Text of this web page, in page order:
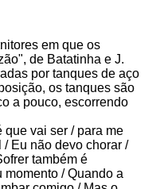
em que os
de Batatinha e J.
por tanques de aço
os tanques são
a pouco, escorrendo
que vai ser / para me
Eu não devo chorar /
também é
momento / Quando a